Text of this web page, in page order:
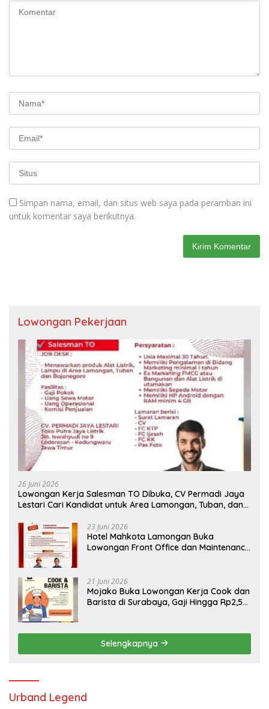
Simpan nama, email, dan situs web saya pada peramban ini
untuk komentar saya berikutnya.
Lowongan Pekerjaan
26 Juni 2026
Lowongan Kerja Salesman TO Dibuka, CV Permadi Jaya
Lestari Cari Kandidat untuk Area Lamongan, Tuban, dan
23 Juni 2026
Hotel Mahkota Lamongan Buka
Lowongan Front Office dan Maintenance
21 Juni 2026
Mojako Buka Lowongan Kerja Cook dan
Barista di Surabaya, Gaji Hingga Rp2,5
Selengkapnya
Urband Legend